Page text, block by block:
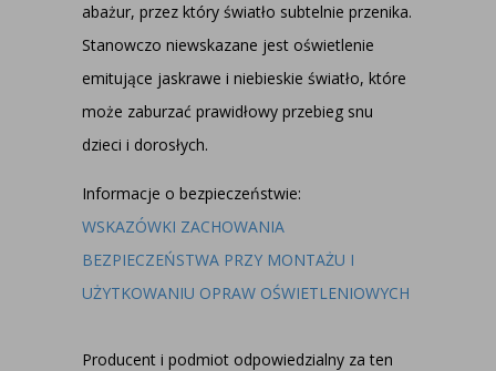
abażur, przez który światło subtelnie przenika.
Stanowczo niewskazane jest oświetlenie
emitujące jaskrawe i niebieskie światło, które
może zaburzać prawidłowy przebieg snu
dzieci i dorosłych.
Informacje o bezpieczeństwie:
WSKAZÓWKI ZACHOWANIA
BEZPIECZEŃSTWA PRZY MONTAŻU I
UŻYTKOWANIU OPRAW OŚWIETLENIOWYCH
Producent i podmiot odpowiedzialny za ten